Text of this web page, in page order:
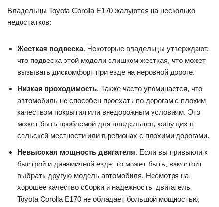
Владельцы Toyota Corolla E170 жалуются на несколько
недостатков:
Жесткая подвеска. Некоторые владельцы утверждают,
что подвеска этой модели слишком жесткая, что может
вызывать дискомфорт при езде на неровной дороге.
Низкая проходимость. Также часто упоминается, что
автомобиль не способен проехать по дорогам с плохим
качеством покрытия или внедорожным условиям. Это
может быть проблемой для владельцев, живущих в
сельской местности или в регионах с плохими дорогами.
Невысокая мощность двигателя. Если вы привыкли к
быстрой и динамичной езде, то может быть, вам стоит
выбрать другую модель автомобиля. Несмотря на
хорошее качество сборки и надежность, двигатель
Toyota Corolla E170 не обладает большой мощностью,